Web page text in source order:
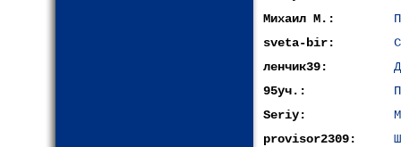
Михаил М.:
sveta-bir:
ленчик39:
95уч.:
Seriy:
provisor2309: